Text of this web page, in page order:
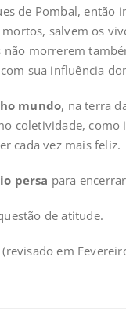
de Pombal, então
salvem os
não morrerem
com sua influência
mundo, na terra
coletividade, como
cada vez mais feliz.
persa para
de atitude.
em